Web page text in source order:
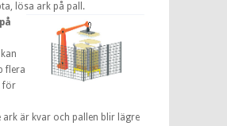
lösa ark på pall.
flera
för
ark är kvar och pallen blir lägre